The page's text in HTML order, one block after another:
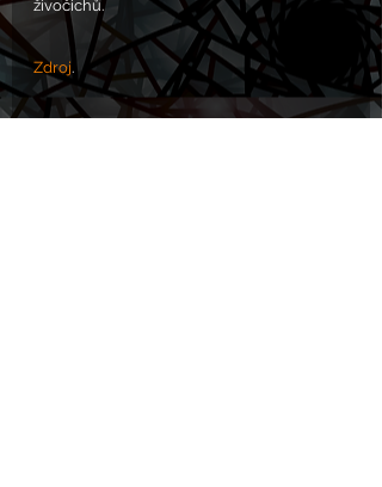
živočichů.
Zdroj.